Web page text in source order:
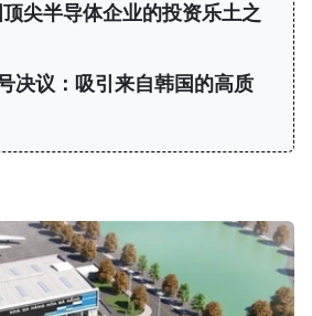
尖半导体企业的投资乐土之
决议：吸引来自韩国的高质